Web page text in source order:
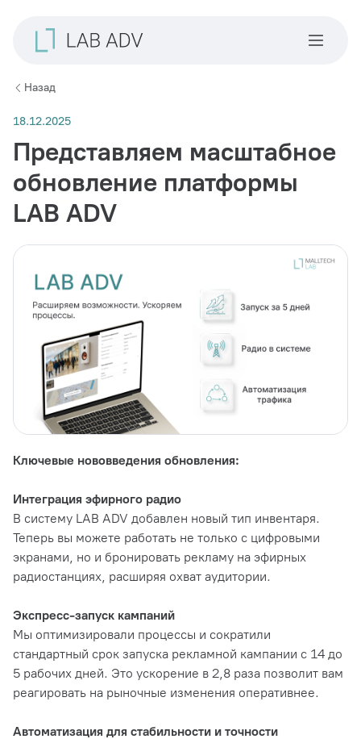
Назад
18.12.2025
Представляем масштабное
обновление платформы
LAB ADV
Ключевые нововведения обновления:
Интеграция эфирного радио
В систему LAB ADV добавлен новый тип инвентаря.
Теперь вы можете работать не только с цифровыми
экранами, но и бронировать рекламу на эфирных
радиостанциях, расширяя охват аудитории.
Экспресс-запуск кампаний
Мы оптимизировали процессы и сократили
стандартный срок запуска рекламной кампании с 14 до
5 рабочих дней. Это ускорение в 2,8 раза позволит вам
реагировать на рыночные изменения оперативнее.
Автоматизация для стабильности и точности